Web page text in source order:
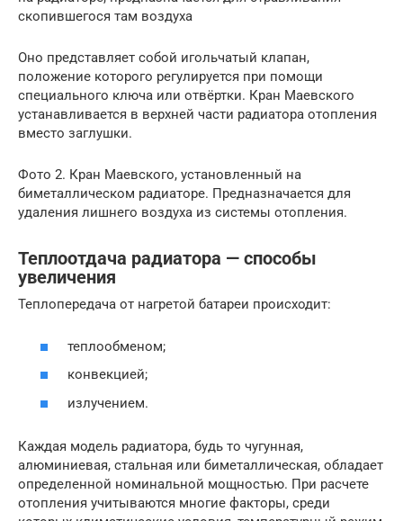
скопившегося там воздуха
Оно представляет собой игольчатый клапан,
положение которого регулируется при помощи
специального ключа или отвёртки. Кран Маевского
устанавливается в верхней части радиатора отопления
вместо заглушки.
Фото 2. Кран Маевского, установленный на
биметаллическом радиаторе. Предназначается для
удаления лишнего воздуха из системы отопления.
Теплоотдача радиатора — способы
увеличения
Теплопередача от нагретой батареи происходит:
теплообменом;
конвекцией;
излучением.
Каждая модель радиатора, будь то чугунная,
алюминиевая, стальная или биметаллическая, обладает
определенной номинальной мощностью. При расчете
отопления учитываются многие факторы, среди